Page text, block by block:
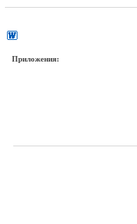
Приложения: